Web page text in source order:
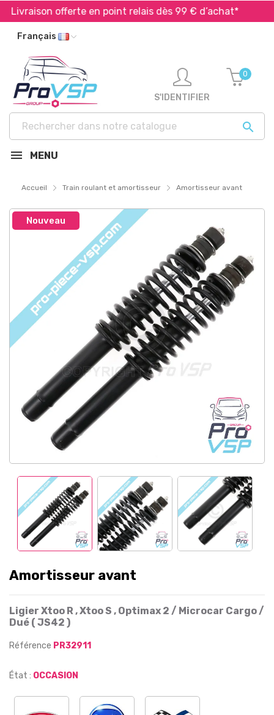
offerte en point relais dès 99 € d’achat*
Français

S'IDENTIFIER
0
MENU
Accueil Train roulant et amortisseur Amortisseur avant
Nouveau
Amortisseur avant
Ligier Xtoo R , Xtoo S , Optimax 2 / Microcar Cargo /
Dué ( JS42 )
Référence PR32911
État : OCCASION